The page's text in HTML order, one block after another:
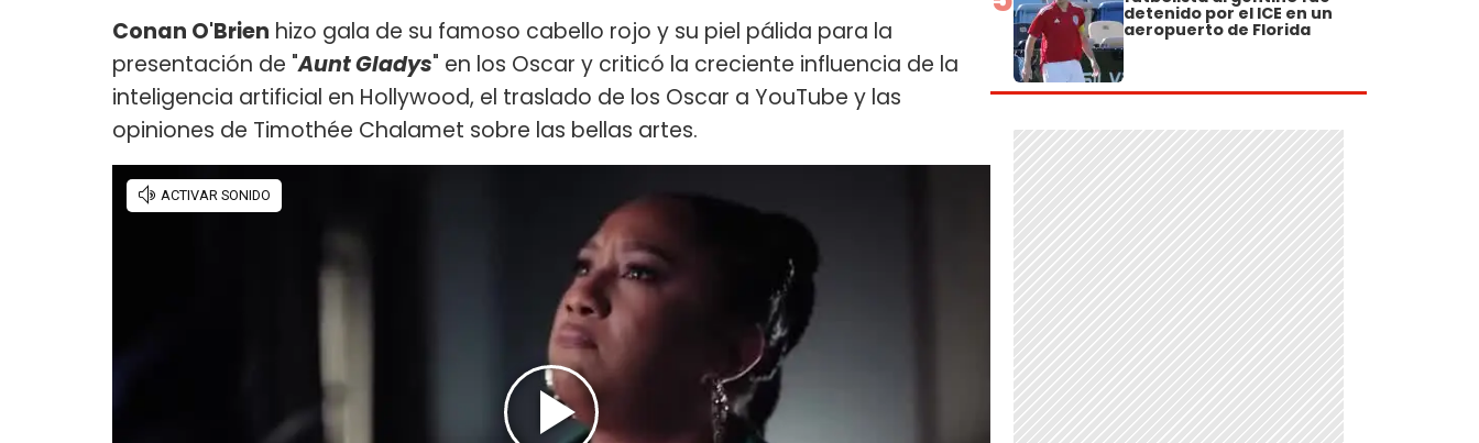
Conan O'Brien hizo gala de su famoso cabello rojo y su piel pálida para la
presentación de "Aunt Gladys" en los Oscar y criticó la creciente influencia de la
inteligencia artificial en Hollywood, el traslado de los Oscar a YouTube y las
opiniones de Timothée Chalamet sobre las bellas artes.
detenido por el ICE en un
aeropuerto de Florida